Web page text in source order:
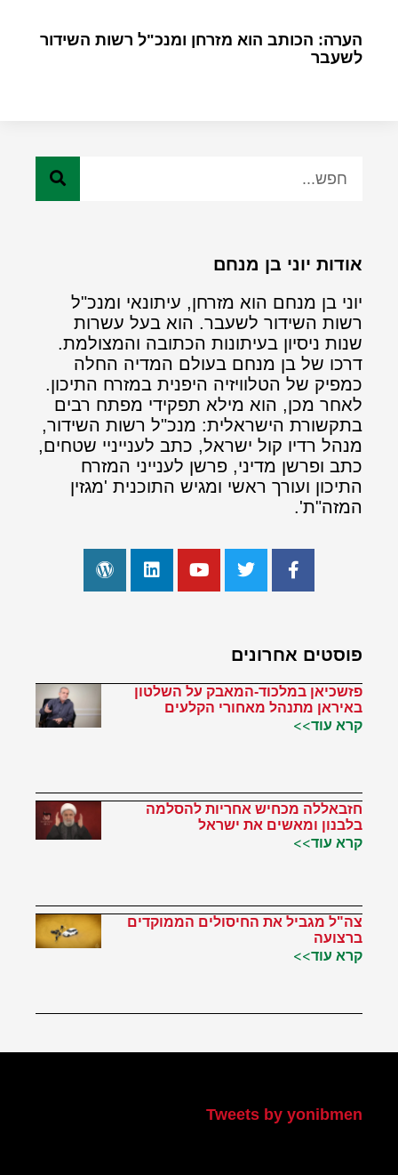
הערה: הכותב הוא מזרחן ומנכ"ל רשות השידור
לשעבר
אודות יוני בן מנחם
יוני בן מנחם הוא מזרחן, עיתונאי ומנכ"ל
רשות השידור לשעבר. הוא בעל עשרות
שנות ניסיון בעיתונות הכתובה והמצולמת.
דרכו של בן מנחם בעולם המדיה החלה
כמפיק של הטלוויזיה היפנית במזרח התיכון.
לאחר מכן, הוא מילא תפקידי מפתח רבים
בתקשורת הישראלית: מנכ"ל רשות השידור,
מנהל רדיו קול ישראל, כתב לענייניי שטחים,
כתב ופרשן מדיני, פרשן לענייני המזרח
התיכון ועורך ראשי ומגיש התוכנית 'מגזין
המזה"ת'.
פוסטים אחרונים
פזשכיאן במלכוד-המאבק על השלטון
באיראן מתנהל מאחורי הקלעים
קרא עוד>>
חזבאללה מכחיש אחריות להסלמה
בלבנון ומאשים את ישראל
קרא עוד>>
צה"ל מגביל את החיסולים הממוקדים
ברצועה
קרא עוד>>
Tweets by yonibmen